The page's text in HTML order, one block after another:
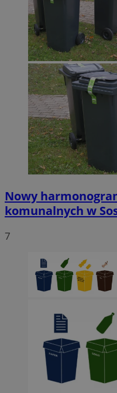
Nowy
komunalnych w
7